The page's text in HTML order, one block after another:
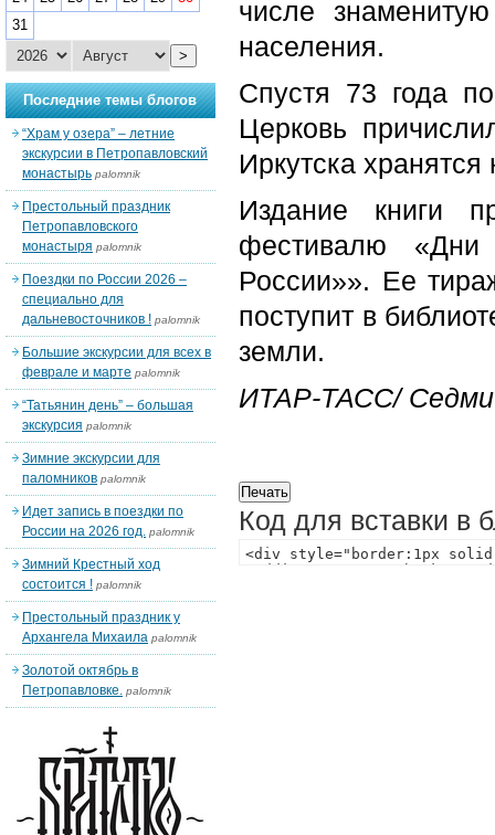
числе
населения.
Спустя 73 года
Церковь
Иркутска
Издание книги
фестивалю «Дни
России»». Ее
поступит в
земли.
ИТАР-ТАСС/
Код для вставки в
31
>
Последние темы блогов
“Храм у озера” – летние
экскурсии в Петропавловский
монастырь palomnik
Престольный праздник
Петропавловского
монастыря palomnik
Поездки по России 2026 –
специально для
дальневосточников ! palomnik
Большие экскурсии для всех в
феврале и марте palomnik
“Татьянин день” – большая
экскурсия palomnik
Зимние экскурсии для
паломников palomnik
Идет запись в поездки по
России на 2026 год. palomnik
Зимний Крестный ход
состоится ! palomnik
Престольный праздник у
Архангела Михаила palomnik
Золотой октябрь в
Петропавловке. palomnik